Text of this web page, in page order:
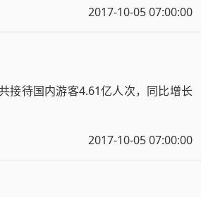
2017-10-05 07:00:00
接待国内游客4.61亿人次，同比增长
2017-10-05 07:00:00